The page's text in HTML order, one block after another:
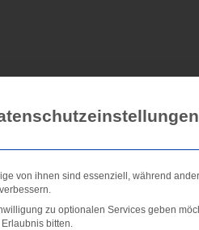
von ihnen sind essenziell, während
zu optionalen Services geben
bitten.